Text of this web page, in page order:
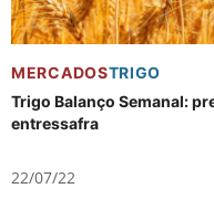
MERCADOSTRIGO
Trigo Balanço Semanal:
entressafra
22/07/22